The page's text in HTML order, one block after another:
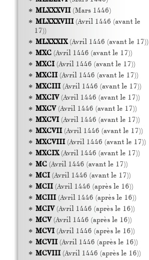
MLXXXVII(Mars 1446)
MLXXXVIII(Avril 1446 (avant le
17))
MLXXXIX(Avril 1446 (avant le 17))
MXC(Avril 1446 (avant le 17))
MXCI(Avril 1446 (avant le 17))
MXCII(Avril 1446 (avant le 17))
MXCIII(Avril 1446 (avant le 17))
MXCIV(Avril 1446 (avant le 17))
MXCV(Avril 1446 (avant le 17))
MXCVI(Avril 1446 (avant le 17))
MXCVII(Avril 1446 (avant le 17))
MXCVIII(Avril 1446 (avant le 17))
MXCIX(Avril 1446 (avant le 17))
MC(Avril 1446 (avant le 17))
MCI(Avril 1446 (avant le 17))
MCII(Avril 1446 (après le 16))
MCIII(Avril 1446 (après le 16))
MCIV(Avril 1446 (après le 16))
MCV(Avril 1446 (après le 16))
MCVI(Avril 1446 (après le 16))
MCVII(Avril 1446 (après le 16))
MCVIII(Avril 1446 (après le 16))